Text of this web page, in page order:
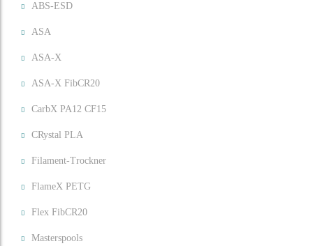
ABS-ESD
ASA
ASA-X
ASA-X FibCR20
CarbX PA12 CF15
CRystal PLA
Filament-Trockner
FlameX PETG
Flex FibCR20
Masterspools